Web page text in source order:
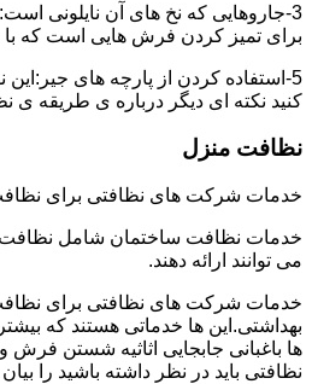
3-جاروهایی که نخ های آن نایلونی
برای تمیز کردن فرش هایی است که با
5-استفاده کردن از پارچه های
کنید نکته ای دیگر درباره ی طریقه ی
نظافت منزل
خدمات شرکت های نظافتی برای
خدمات نظافت ساختمان شامل نظافت
می توانند ارائه دهند.
خدمات شرکت های نظافتی برای
بهداشتی.این ها خدماتی هستند که
ها باغبانی جابجایی اثاثیه شستن
نظافتی باید در نظر داشته باشید را